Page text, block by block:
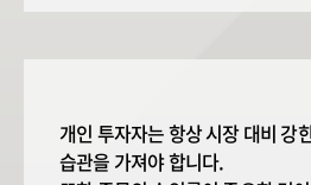
개인 투자자는 항상 시장 대비 강
습관을 가져야 합니다.